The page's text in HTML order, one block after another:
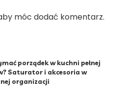
móc dodać komentarz.
porządek w kuchni pełnej
Saturator i akcesoria w
organizacji